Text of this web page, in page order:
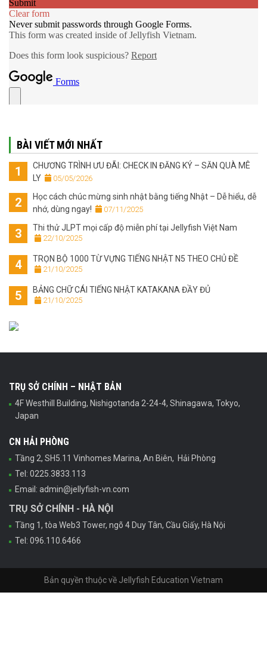
BÀI VIẾT MỚI NHẤT
CHƯƠNG TRÌNH ƯU ĐÃI: CHECK IN ĐĂNG KÝ – SĂN QUÀ MÊ
LY
05/05/2026
Học cách chúc mừng sinh nhật bằng tiếng Nhật – Dễ hiểu, dễ
nhớ, dùng ngay!
07/11/2025
Thi thử JLPT mọi cấp độ miễn phí tại Jellyfish Việt Nam
22/10/2025
TRỌN BỘ 1000 TỪ VỰNG TIẾNG NHẬT N5 THEO CHỦ ĐỀ
21/10/2025
BẢNG CHỮ CÁI TIẾNG NHẬT KATAKANA ĐẦY ĐỦ
21/10/2025
TRỤ SỞ CHÍNH – NHẬT BẢN
4F Westhill Building, Nishigotanda 2-24-4, Shinagawa, Tokyo,
Japan
CN HẢI PHÒNG
Tầng 2, SH5.11 Vinhomes Marina, An Biên, Hải Phòng
Tel: 0225.3833.113
Email: admin@jellyfish-vn.com
TRỤ SỞ CHÍNH - HÀ NỘI
Tầng 1, tòa Web3 Tower, ngõ 4 Duy Tân, Cầu Giấy, Hà Nội
Tel: 096.110.6466
Bản quyền thuộc về Jellyfish Education Vietnam